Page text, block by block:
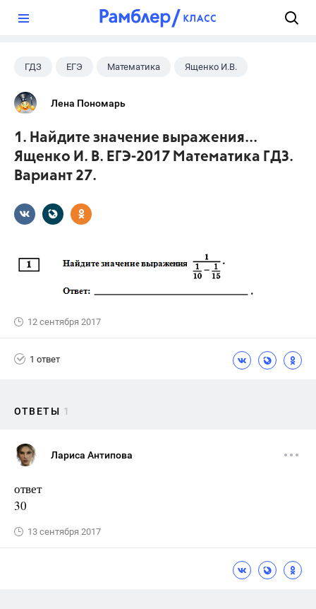
ГДЗ ЕГЭ Математика Ященко И.В.
Лена Пономарь
1. Найдите значение выражения...
Ященко И. В. ЕГЭ-2017 Математика ГДЗ.
Вариант 27.
12 сентября 2017
1 ответ
ОТВЕТЫ 1
Лариса Антипова
ответ
30
13 сентября 2017